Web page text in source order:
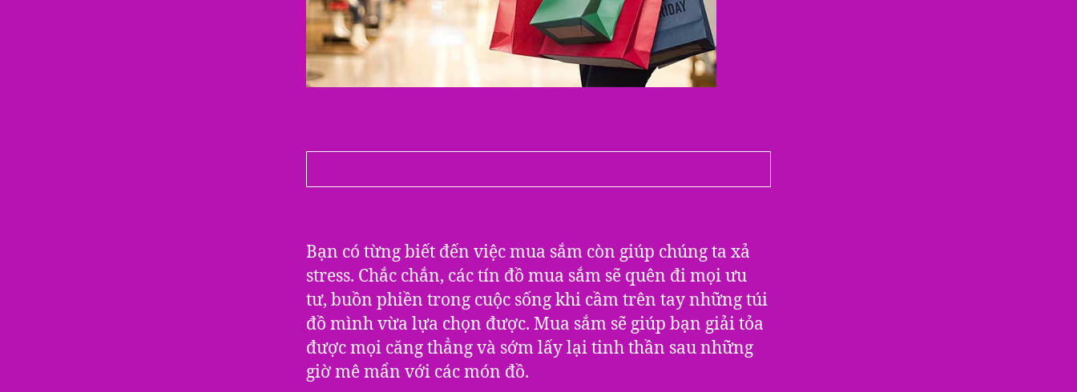
Bạn có từng biết đến việc mua sắm còn giúp chúng ta xả
stress. Chắc chắn, các tín đồ mua sắm sẽ quên đi mọi ưu
tư, buồn phiền trong cuộc sống khi cầm trên tay những túi
đồ mình vừa lựa chọn được. Mua sắm sẽ giúp bạn giải tỏa
được mọi căng thẳng và sớm lấy lại tinh thần sau những
giờ mê mẩn với các món đồ.